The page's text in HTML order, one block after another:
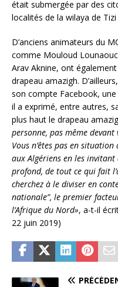
était submergée par des
localités de la wilaya de Tizi
D’anciens animateurs du
comme Mouloud
Arav Aknine, ont
drapeau amazigh.
son compte Facebook,
il a exprimé, entre autres,
plus haut le drapeau
personne, pas même
Vous n’êtes pas en
aux Algériens en les
profond, de tout ce qui fait
cherchez à le diviser en
nationale”, le premier
l’Afrique du Nord», a-t-il
22 juin 2019)